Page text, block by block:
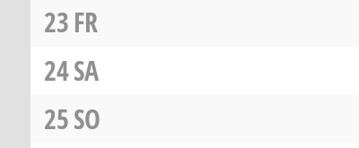
23FR
24SA
25SO